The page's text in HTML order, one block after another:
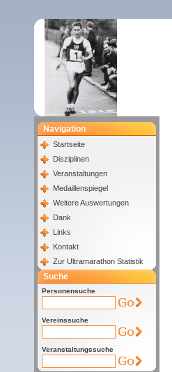
Navigation
Startseite
Disziplinen
Veranstaltungen
Medaillenspiegel
Weitere Auswertungen
Dank
Links
Kontakt
Zur Ultramarathon Statistik
Suche
Personensuche
Vereinssuche
Veranstaltungssuche